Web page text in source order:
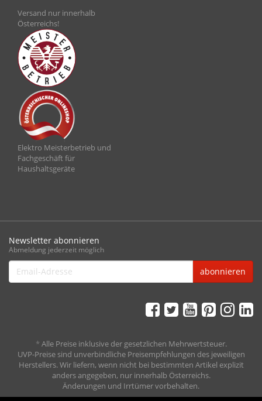
Versand nur innerhalb
Österreichs!
Elektro Meisterbetrieb und
Fachgeschäft für
Haushaltsgeräte
Newsletter abonnieren
Abmeldung jederzeit möglich
Email-
Adresse
abonnieren
*Alle Preise inklusive der gesetzlichen Mehrwertsteuer.
UVP-Preise sind unverbindliche Preisempfehlungen des jeweiligen
Herstellers. Wir liefern, wenn nicht bei bestimmten Artikel explizit
anders angegeben, nur innerhalb Österreichs.
Änderungen und Irrtümer vorbehalten.